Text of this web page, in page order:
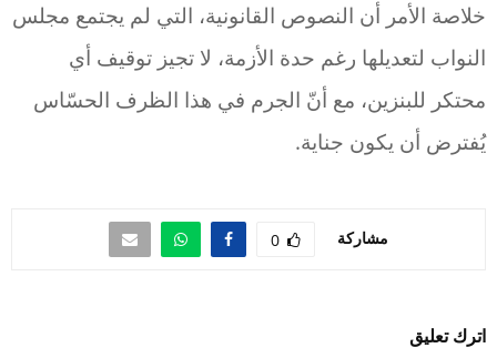
خلاصة الأمر أن النصوص القانونية، التي لم يجتمع مجلس
النواب لتعديلها رغم حدة الأزمة، لا تجيز توقيف أي
محتكر للبنزين، مع أنّ الجرم في هذا الظرف الحسّاس
يُفترض أن يكون جناية.
مشاركة 0
اترك تعليق